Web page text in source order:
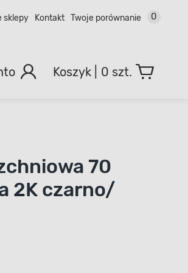
sklepy Kontakt Twoje porównanie 0
0 szt.
70
2K czarno/